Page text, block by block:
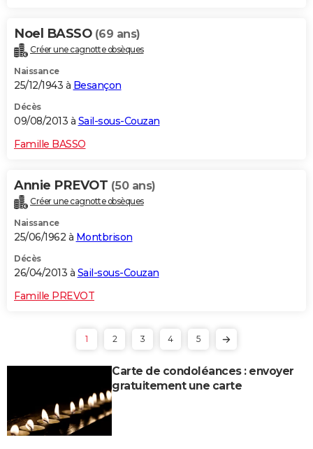
Noel BASSO (69 ans)
Créer une cagnotte obsèques
Naissance
25/12/1943 à Besançon
Décès
09/08/2013 à Sail-sous-Couzan
Famille BASSO
Annie PREVOT (50 ans)
Créer une cagnotte obsèques
Naissance
25/06/1962 à Montbrison
Décès
26/04/2013 à Sail-sous-Couzan
Famille PREVOT
1 2 3 4 5
Carte de condoléances : envoyer
gratuitement une carte